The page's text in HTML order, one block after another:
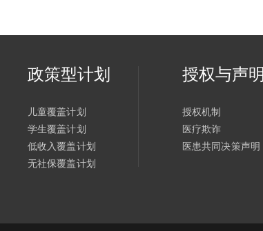
政策型计划
儿童覆盖计划
学生覆盖计划
低收入覆盖计划
无社保覆盖计划
授权与声明
授权机制
医疗欺诈
医患共同决策声明